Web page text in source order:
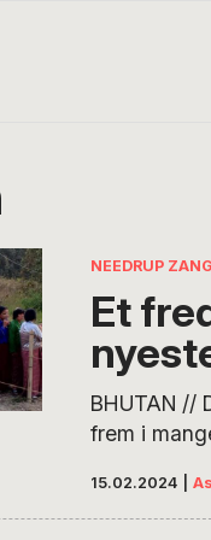
NEEDRUP
Et
BHUTAN //
frem i
staten.
et
15.02.2024